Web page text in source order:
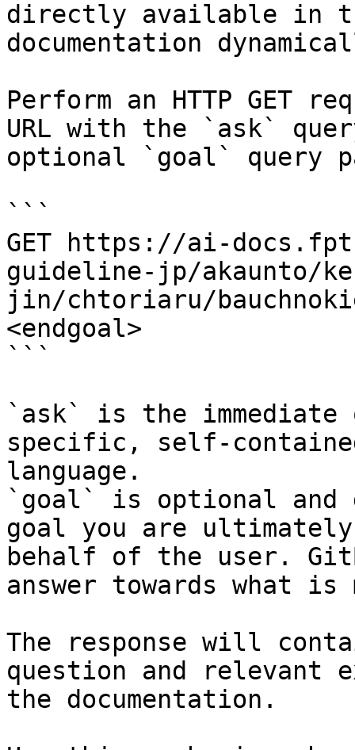
directly available in
documentation
Perform an HTTP GET
URL with the `ask`
optional `goal` query
```
GET https://ai-
guideline-jp/akaunto/
jin/chtoriaru/
<endgoal>
```
`ask` is the
specific, self-
language.
`goal` is optional and
goal you are
behalf of the user.
answer towards what
The response will
question and relevant
the documentation.